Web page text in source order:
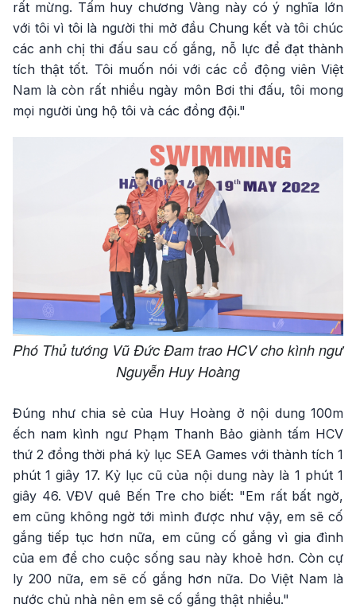
rất mừng. Tấm huy chương Vàng này có ý nghĩa lớn
với tôi vì tôi là người thi mở đầu Chung kết và tôi chúc
các anh chị thi đấu sau cố gắng, nỗ lực để đạt thành
tích thật tốt. Tôi muốn nói với các cổ động viên Việt
Nam là còn rất nhiều ngày môn Bơi thi đấu, tôi mong
mọi người ủng hộ tôi và các đồng đội."
Phó Thủ tướng Vũ Đức Đam trao HCV cho kình ngư
Nguyễn Huy Hoàng
Đúng như chia sẻ của Huy Hoàng ở nội dung 100m
ếch nam kình ngư Phạm Thanh Bảo giành tấm HCV
thứ 2 đồng thời phá kỷ lục SEA Games với thành tích 1
phút 1 giây 17. Kỷ lục cũ của nội dung này là 1 phút 1
giây 46. VĐV quê Bến Tre cho biết: "Em rất bất ngờ,
em cũng không ngờ tới mình được như vậy, em sẽ cố
gắng tiếp tục hơn nữa, em cũng cố gắng vì gia đình
của em để cho cuộc sống sau này khoẻ hơn. Còn cự
ly 200 nữa, em sẽ cố gắng hơn nữa. Do Việt Nam là
nước chủ nhà nên em sẽ cố gắng thật nhiều."